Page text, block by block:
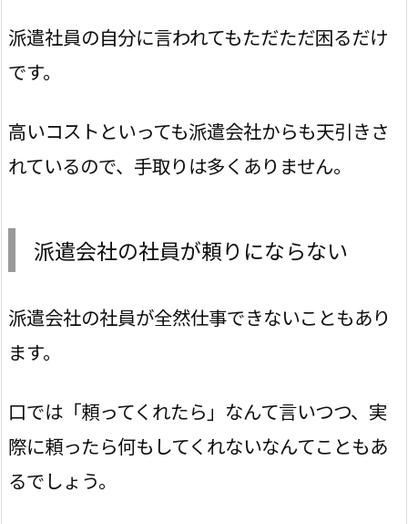
派遣社員の自分に言われてもただただ困るだけ
です。
高いコストといっても派遣会社からも天引きさ
れているので、手取りは多くありません。
派遣会社の社員が頼りにならない
派遣会社の社員が全然仕事できないこともあり
ます。
口では「頼ってくれたら」なんて言いつつ、実
際に頼ったら何もしてくれないなんてこともあ
るでしょう。